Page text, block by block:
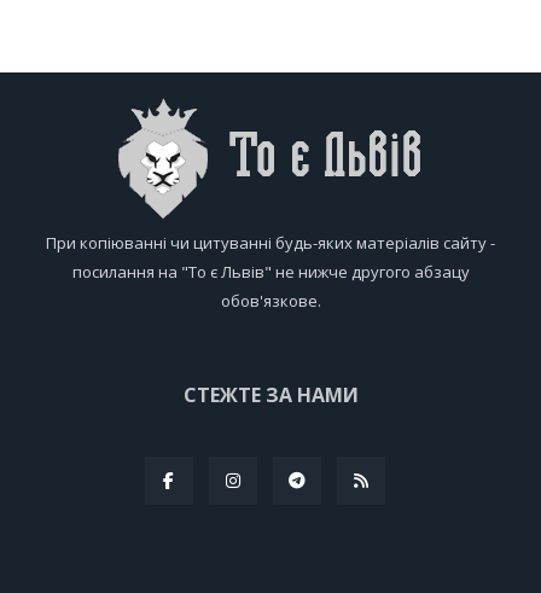
При копіюванні чи цитуванні будь-яких матеріалів сайту -
посилання на "То є Львів" не нижче другого абзацу
обов'язкове.
СТЕЖТЕ ЗА НАМИ